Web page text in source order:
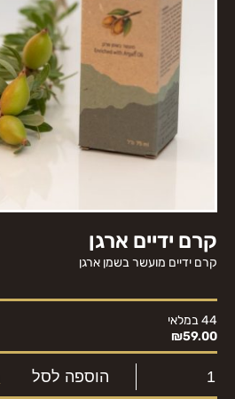
‏קרם ידיים ארגן
קרם ידיים מועשר בשמן ארגן
44 במלאי
₪59.00
הוספה לסל